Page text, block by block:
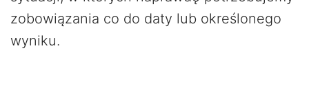
zobowiązania co do daty lub określonego
wyniku.